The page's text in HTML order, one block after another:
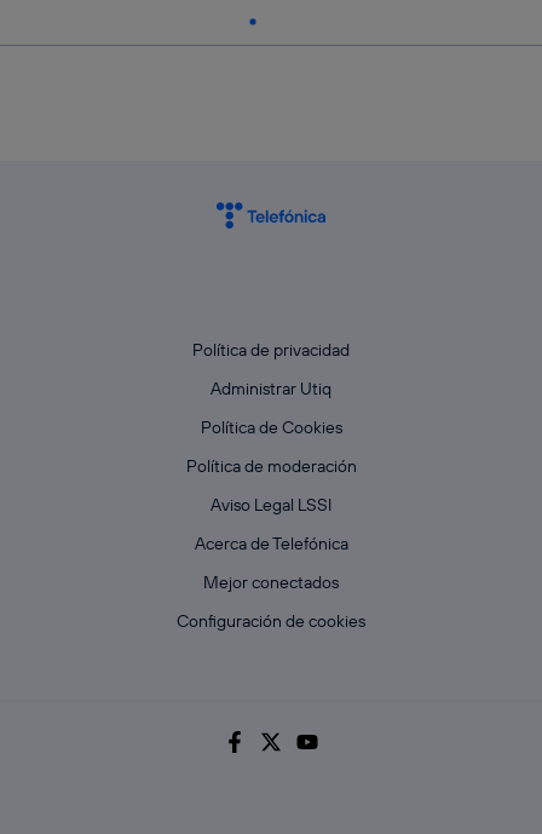
Política de privacidad
Administrar Utiq
Política de Cookies
Política de moderación
Aviso Legal LSSI
Acerca de Telefónica
Mejor conectados
Configuración de cookies